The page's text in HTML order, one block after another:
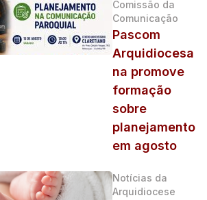
Comissão da
Comunicação
Pascom
Arquidiocesa
na promove
formação
sobre
planejamento
em agosto
Notícias da
Arquidiocese